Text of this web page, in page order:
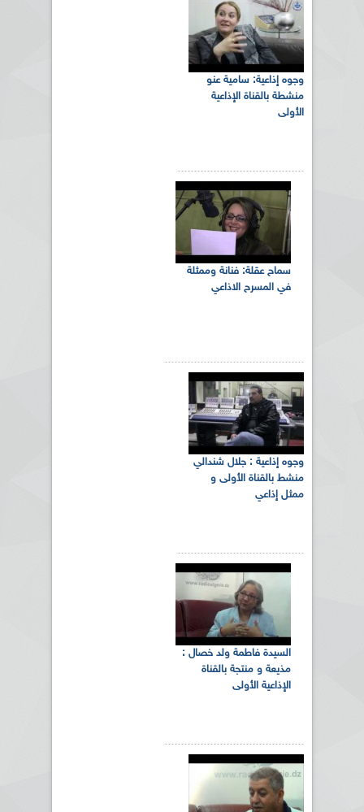
وجوه إذاعية: سامية عنو
منشطة بالقناة الإذاعية
الأولى
سماح عقلة: فنانة وممثلة
في المسرح الاذاعي
وجوه إذاعية : جلال شندالي
منشط بالقناة الأولى و
ممثل إذاعي
السيدة فاطمة ولد خصال :
مذيعة و منتجة بالقناة
الإذاعية الأولى